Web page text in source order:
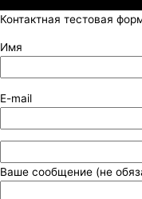
Контактная тестовая
Имя
E-mail
Ваше сообщение (не